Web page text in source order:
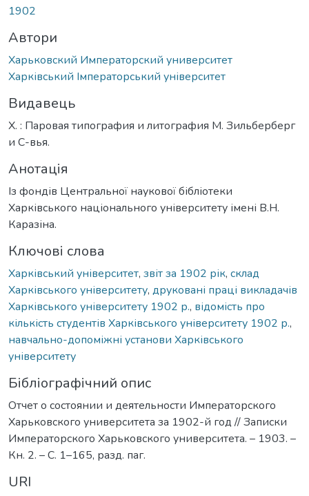
1902
Автори
Харьковский Императорский университет
Харківський Імператорський університет
Видавець
Х. : Паровая типография и литография М. Зильберберг
и С-вья.
Анотація
Із фондів Центральної наукової бібліотеки
Харківського національного університету імені В.Н.
Каразіна.
Ключові слова
Харківський університет, звіт за 1902 рік, склад
Харківського університету, друковані праці викладачів
Харківського університету 1902 р., відомість про
кількість студентів Харківського університету 1902 р.,
навчально-допоміжні установи Харківського
університету
Бібліографічний опис
Отчет о состоянии и деятельности Императорского
Харьковского университета за 1902-й год // Записки
Императорского Харьковского университета. – 1903. –
Кн. 2. – С. 1–165, разд. паг.
URI